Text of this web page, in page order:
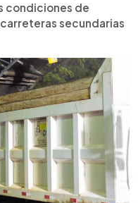
condiciones de
secundarias